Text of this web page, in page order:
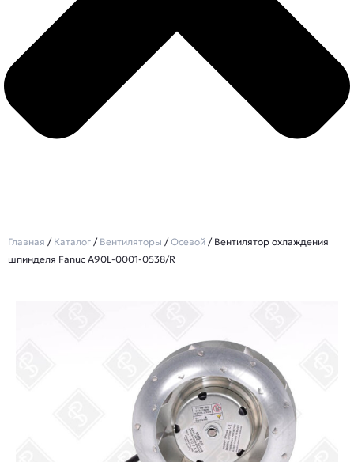
Главная / Каталог / Вентиляторы /Осевой / Вентилятор охлаждения
шпинделя Fanuc A90L-0001-0538/R